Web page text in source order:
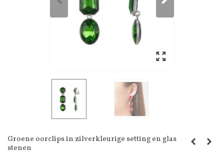
Groene oorclips in zilverkleurige setting en glas
stenen